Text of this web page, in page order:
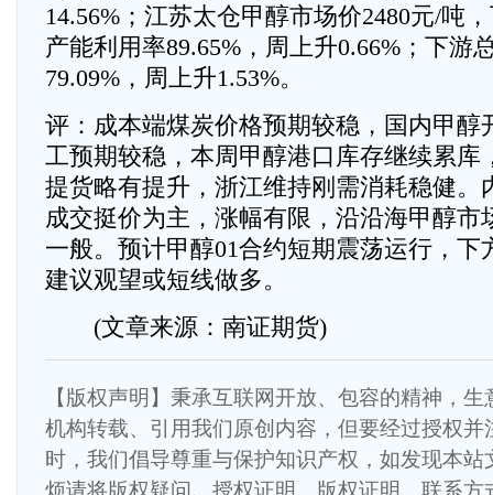
14.56%；江苏太仓甲醇市场价2480元/吨
产能利用率89.65%，周上升0.66%；下游
79.09%，周上升1.53%。
评：成本端煤炭价格预期较稳，国内甲醇
工预期较稳，本周甲醇港口库存继续累库
提货略有提升，浙江维持刚需消耗稳健。
成交挺价为主，涨幅有限，沿沿海甲醇市
一般。预计甲醇01合约短期震荡运行，下
建议观望或短线做多。
(文章来源：南证期货)
【版权声明】秉承互联网开放、包容的精神，
机构转载、引用我们原创内容，但要经过授权并
时，我们倡导尊重与保护知识产权，如发现本
烦请将版权疑问、授权证明、版权证明、联系方